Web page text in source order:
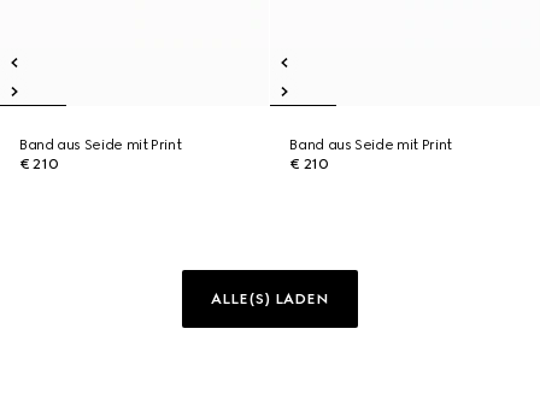
Band aus Seide mit Print
€ 210
Band aus Seide mit Print
€ 210
ALLE(S) LADEN